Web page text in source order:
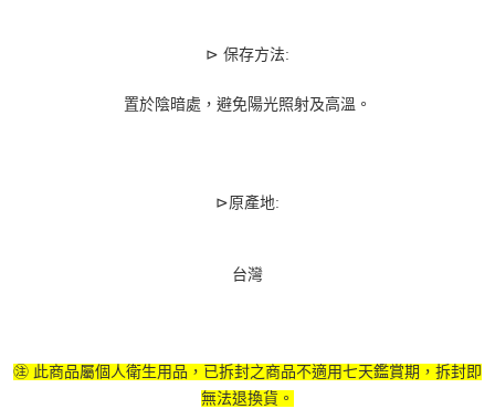
⊳ 保存方法:
置於陰暗處，避免陽光照射及高溫。
⊳原產地:
台灣
㊟ 此商品屬個人衛生用品，已拆封之商品不適用七天鑑賞期，拆封即
無法退換貨。